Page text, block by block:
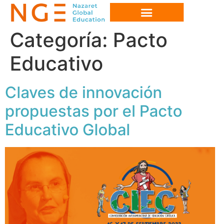
Categoría: Pacto
Educativo
Claves de innovación
propuestas por el Pacto
Educativo Global